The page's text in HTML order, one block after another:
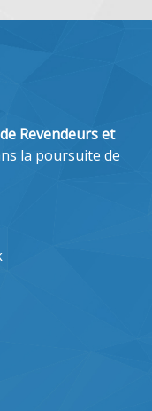
Revendeurs et
la poursuite de